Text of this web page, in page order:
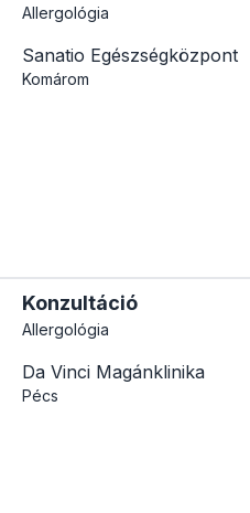
Allergológia
Sanatio Egészségközpont
Komárom
Konzultáció
Allergológia
Da Vinci Magánklinika
Pécs